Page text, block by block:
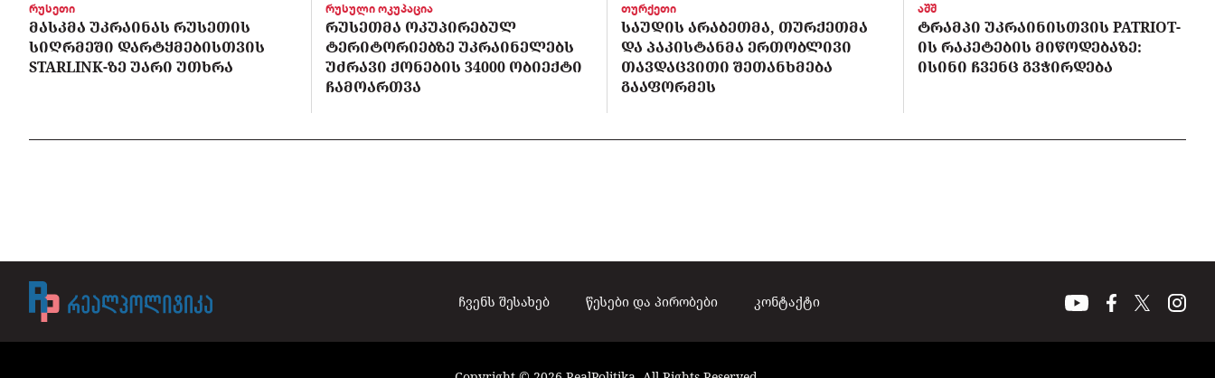
რუსეთი
ᲛᲐᲡᲙᲛᲐ ᲣᲙᲠᲐᲘᲜᲐᲡ ᲠᲣᲡᲔᲗᲘᲡ
ᲡᲘᲦᲠᲛᲔᲨᲘ ᲓᲐᲠᲢᲧᲛᲔᲑᲘᲡᲗᲕᲘᲡ
STARLINK-ᲖᲔ ᲣᲐᲠᲘ ᲣᲗᲮᲠᲐ
რუსული ოკუპაცია
ᲠᲣᲡᲔᲗᲛᲐ ᲝᲙᲣᲞᲘᲠᲔᲑᲣᲚ
ᲢᲔᲠᲘᲢᲝᲠᲘᲔᲑᲖᲔ ᲣᲙᲠᲐᲘᲜᲔᲚᲔᲑᲡ
ᲣᲫᲠᲐᲕᲘ ᲥᲝᲜᲔᲑᲘᲡ 34000 ᲝᲑᲘᲔᲥᲢᲘ
ᲩᲐᲛᲝᲐᲠᲗᲕᲐ
თურქეთი
ᲡᲐᲣᲓᲘᲡ ᲐᲠᲐᲑᲔᲗᲛᲐ, ᲗᲣᲠᲥᲔᲗᲛᲐ
ᲓᲐ ᲞᲐᲙᲘᲡᲢᲐᲜᲛᲐ ᲔᲠᲗᲝᲑᲚᲘᲕᲘ
ᲗᲐᲕᲓᲐᲪᲕᲘᲗᲘ ᲨᲔᲗᲐᲜᲮᲛᲔᲑᲐ
ᲒᲐᲐᲤᲝᲠᲛᲔᲡ
აშშ
ᲢᲠᲐᲛᲞᲘ ᲣᲙᲠᲐᲘᲜᲘᲡᲗᲕᲘᲡ PATRIOT-
ᲘᲡ ᲠᲐᲙᲔᲢᲔᲑᲘᲡ ᲛᲘᲬᲝᲓᲔᲑᲐᲖᲔ:
ᲘᲡᲘᲜᲘ ᲩᲕᲔᲜᲪ ᲒᲕᲭᲘᲠᲓᲔᲑᲐ
ჩვენს შესახებ წესები და პირობები კონტაქტი